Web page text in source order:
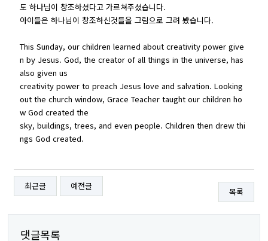
도 하나님이 창조하셨다고 가르쳐주셨습니다.
아이들은 하나님이 창조하신것들을 그림으로 그려 봤습니다.
This Sunday, our children learned about creativity power give
n by Jesus. God, the creator of all things in the universe, has
also given us
creativity power to preach Jesus love and salvation. Looking
out the church window, Grace Teacher taught our children ho
w God created the
sky, buildings, trees, and even people. Children then drew thi
ngs God created.
최근글 예전글
목록
댓글목록